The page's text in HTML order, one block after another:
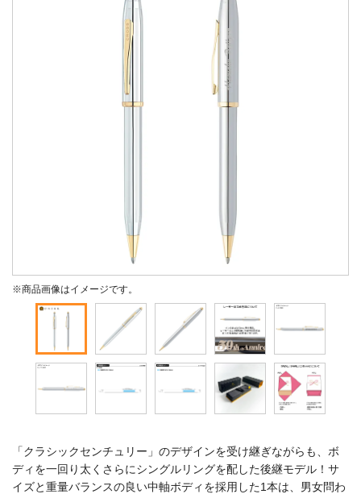
※商品画像はイメージです。
「クラシックセンチュリー」のデザインを受け継ぎながらも、ボ
ディを一回り太くさらにシングルリングを配した後継モデル！サ
イズと重量バランスの良い中軸ボディを採用した1本は、男女問わ